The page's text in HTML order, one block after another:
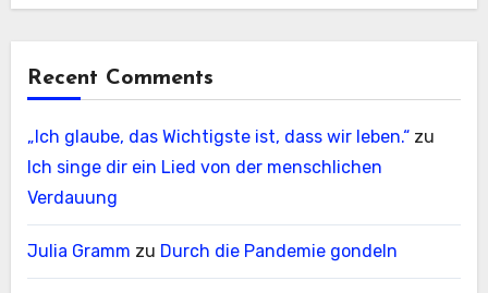
Recent Comments
„Ich glaube, das Wichtigste ist, dass wir leben.“zu
Ich singe dir ein Lied von der menschlichen
Verdauung
Julia Gramm zu Durch die Pandemie gondeln